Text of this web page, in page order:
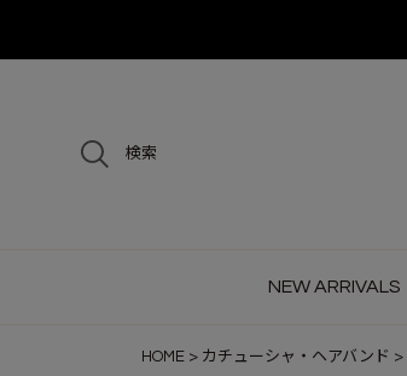
検索
NEW ARRIVALS
HOME カチューシャ・ヘアバンド